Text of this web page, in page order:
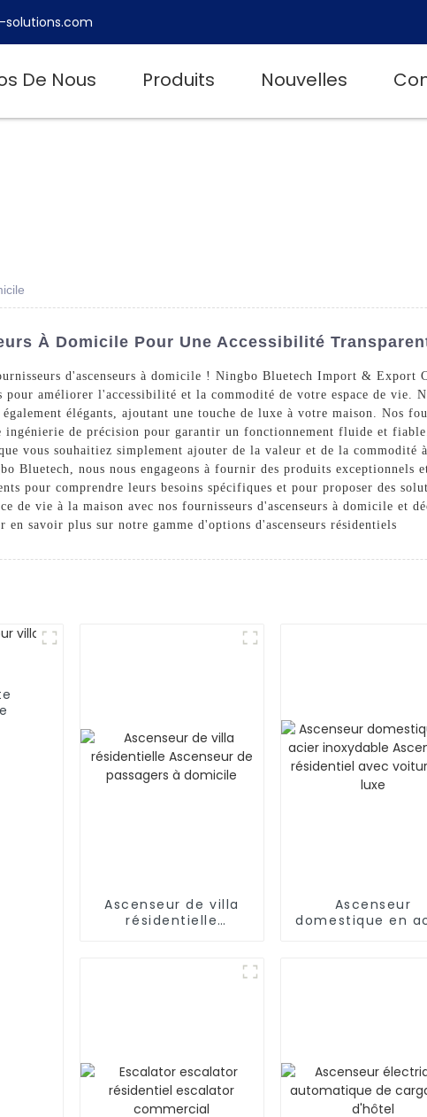
solutions.com
De Nous Produits Nouvelles
À Domicile Pour Une Accessibilité
d'ascenseurs à domicile ! Ningbo Bluetech Import & Export
pour améliorer l'accessibilité et la commodité de votre espace de vie.
élégants, ajoutant une touche de luxe à votre maison. Nos
ingénierie de précision pour garantir un fonctionnement fluide et
vous souhaitiez simplement ajouter de la valeur et de la commodité
Bluetech, nous nous engageons à fournir des produits exceptionnels
pour comprendre leurs besoins spécifiques et pour proposer des
de vie à la maison avec nos fournisseurs d'ascenseurs à domicile et
savoir plus sur notre gamme d'options d'ascenseurs résidentiels
Ascenseur de villa
résidentielle
Ascenseur
domestique en